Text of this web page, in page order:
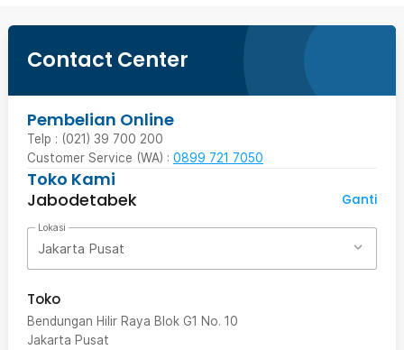
Contact Center
Pembelian Online
Telp : (021) 39 700 200
Customer Service (WA) : 0899 721 7050
Toko Kami
Jabodetabek
Ganti
Lokasi
Jakarta Pusat
Toko
Bendungan Hilir Raya Blok G1 No. 10
Jakarta Pusat